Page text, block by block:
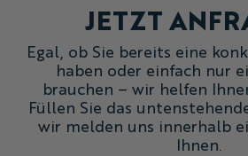
JETZT
Egal, ob Sie bereits eine
haben oder einfach nur
brauchen – wir helfen
Füllen Sie das
wir melden uns innerhalb
Ihnen.